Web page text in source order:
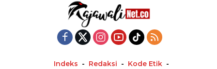
Indeks Redaksi
Kode Etik